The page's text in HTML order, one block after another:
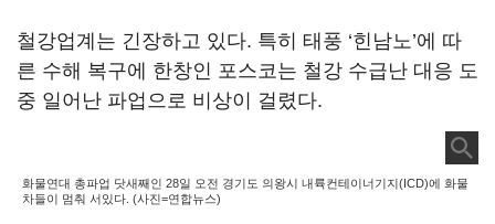
철강업계는 긴장하고 있다. 특히 태풍 ‘힌남노’에 따
른 수해 복구에 한창인 포스코는 철강 수급난 대응 도
중 일어난 파업으로 비상이 걸렸다.
화물연대 총파업 닷새째인 28일 오전 경기도 의왕시 내륙컨테이너기지(ICD)에 화물
차들이 멈춰 서있다. (사진=연합뉴스)